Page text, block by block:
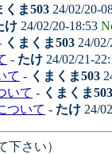
くま503 24/02/20-
け 24/02/20-18:53
くまくま503 24/
- たけ 24/02/21-
て - くまくま503
いて - くまくま503
ついて - たけ 24/
下さい）